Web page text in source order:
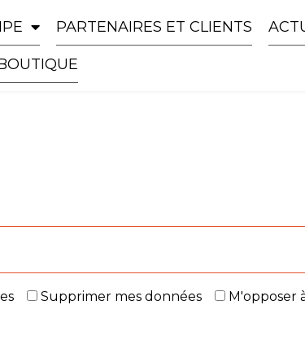
PARTENAIRES ET CLIENTS
Supprimer mes données M'opposer